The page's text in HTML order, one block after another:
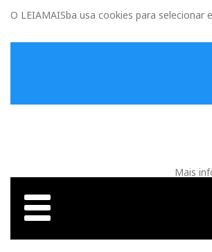
O LEIAMAISba usa cookies para
Mais